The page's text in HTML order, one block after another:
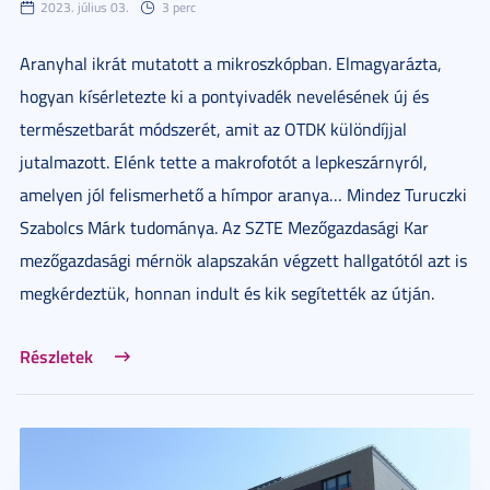
2023. július 03. 3 perc
Aranyhal ikrát mutatott a mikroszkópban. Elmagyarázta,
hogyan kísérletezte ki a pontyivadék nevelésének új és
természetbarát módszerét, amit az OTDK különdíjjal
jutalmazott. Elénk tette a makrofotót a lepkeszárnyról,
amelyen jól felismerhető a hímpor aranya… Mindez Turuczki
Szabolcs Márk tudománya. Az SZTE Mezőgazdasági Kar
mezőgazdasági mérnök alapszakán végzett hallgatótól azt is
megkérdeztük, honnan indult és kik segítették az útján.
Részletek